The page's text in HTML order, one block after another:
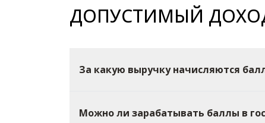
ДОПУСТИМЫЙ
За какую выручку начисляются
Можно ли зарабатывать баллы в